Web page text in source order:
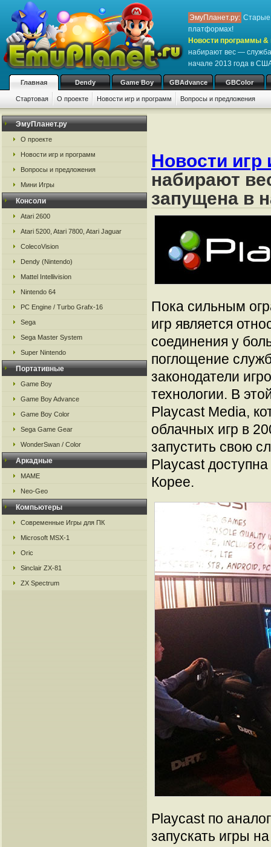
ЭмуПланет.ру: Старые
платформах!
Новости программы &
набирают вес —
начале 2013 года в
Главная Dendy Game Boy GBAdvance GBColor
Стартовая О проекте Новости игр и программ Вопросы и предложения
ЭмуПланет.ру
О проекте
Новости игр и программ
Вопросы и предложения
Мини Игры
Консоли
Atari 2600
Atari 5200, Atari 7800, Atari Jaguar
ColecoVision
Dendy (Nintendo)
Mattel Intellivision
Nintendo 64
PC Engine / Turbo Grafx-16
Sega
Sega Master System
Super Nintendo
Портативные
Game Boy
Game Boy Advance
Game Boy Color
Sega Game Gear
WonderSwan / Color
Аркадные
MAME
Neo-Geo
Компьютеры
Современные Игры для ПК
Microsoft MSX-1
Oric
Sinclair ZX-81
ZX Spectrum
Новости игр
набирают
запущена в
Пока сильным
игр является
соединения у
поглощение
законодатели
технологии. В
Playcast Media,
облачных игр в
запустить свою
Playcast
Корее.
Playcast по
запускать игры